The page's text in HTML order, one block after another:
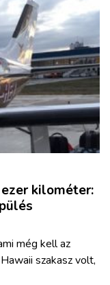
kilométer:
még kell az
szakasz volt,